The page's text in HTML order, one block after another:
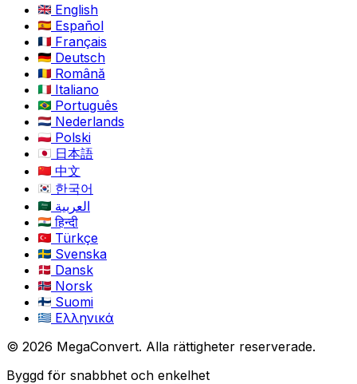
English
Español
Français
Deutsch
Română
Italiano
Português
Nederlands
Polski
日本語
中文
한국어
العربية
हिन्दी
Türkçe
Svenska
Dansk
Norsk
Suomi
Ελληνικά
© 2026 MegaConvert. Alla rättigheter reserverade.
Byggd för snabbhet och enkelhet